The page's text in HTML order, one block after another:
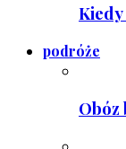
podróże
Obóz